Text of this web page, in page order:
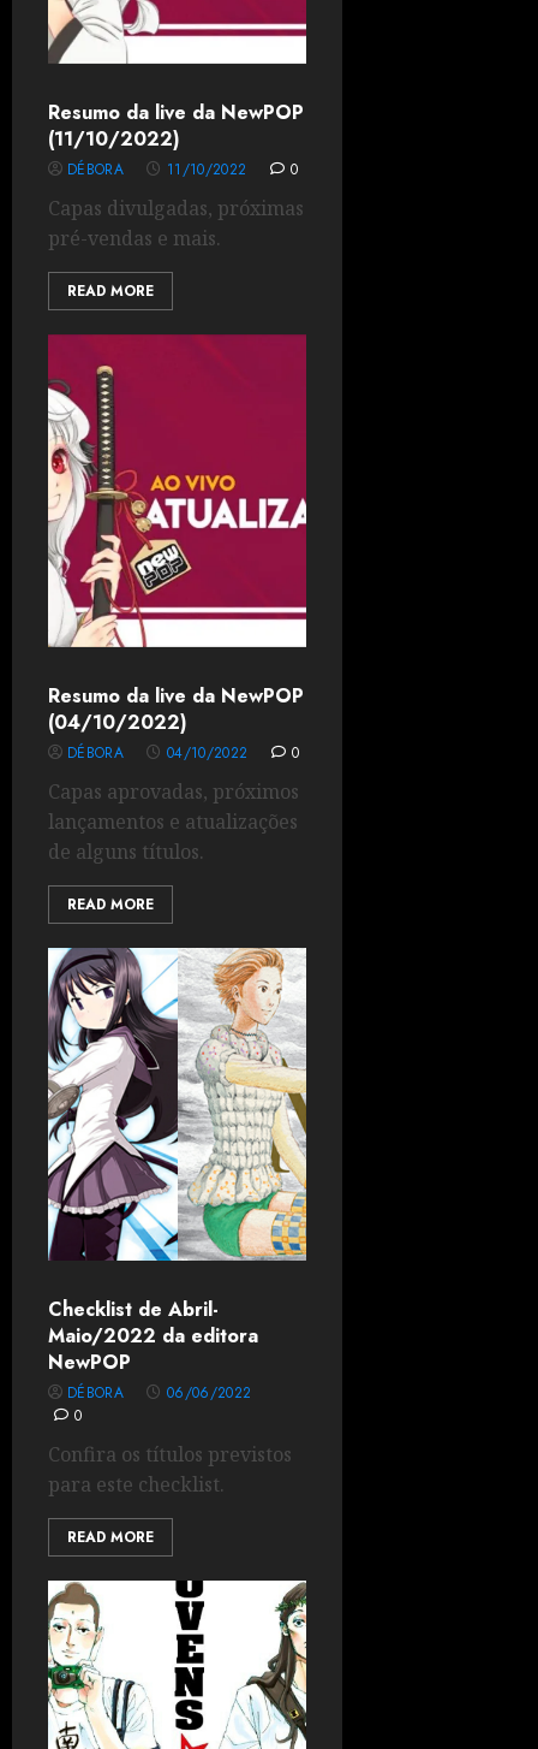
Resumo da live da NewPOP
(11/10/2022)
DÉBORA 11/10/2022 0
Capas divulgadas, próximas
pré-vendas e mais.
READ MORE
Resumo da live da NewPOP
(04/10/2022)
DÉBORA 04/10/2022 0
Capas aprovadas, próximos
lançamentos e atualizações
de alguns títulos.
READ MORE
Checklist de Abril-
Maio/2022 da editora
NewPOP
DÉBORA
06/06/2022
0
Confira os títulos previstos
para este checklist.
READ MORE